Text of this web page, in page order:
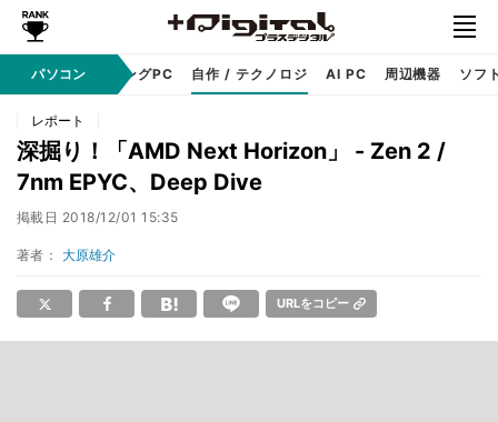
パソコン
PC本体 ゲーミングPC 自作 / テクノロジ AI PC 周辺機器 ソフ
レポート
深掘り！「AMD Next Horizon」 - Zen 2 /
7nm EPYC、Deep Dive
掲載日 2018/12/01 15:35
著者： 大原雄介
URLをコピー